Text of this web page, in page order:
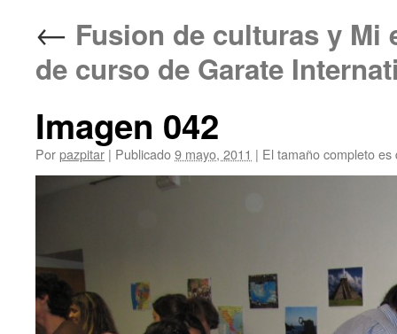
← Fusion de culturas y Mi
de curso de Garate
Imagen 042
Porpazpitar | Publicado9 mayo, 2011 | El tamaño completo